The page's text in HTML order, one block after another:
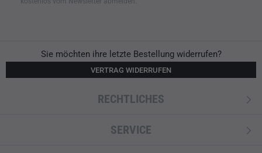
Sie möchten ihre letzte Bestellung widerrufen?
VERTRAG WIDERRUFEN
RECHTLICHES
SERVICE